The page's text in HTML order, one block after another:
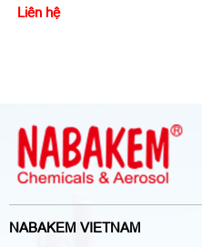
Liên hệ
NABAKEM VIETNAM